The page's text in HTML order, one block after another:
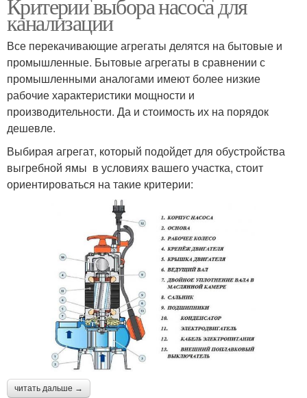
канализации
Все перекачивающие агрегаты делятся на бытовые и
промышленные. Бытовые агрегаты в сравнении с
промышленными аналогами имеют более низкие
рабочие характеристики мощности и
производительности. Да и стоимость их на порядок
дешевле.
Выбирая агрегат, который подойдет для обустройства
выгребной ямы в условиях вашего участка, стоит
ориентироваться на такие критерии:
читать дальше →